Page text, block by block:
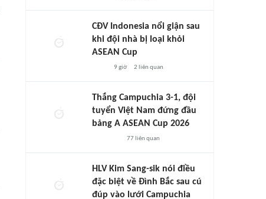
CĐV Indonesia nổi giận sau
khi đội nhà bị loại khỏi
ASEAN Cup
9 giờ 2 liên quan
Thắng Campuchia 3-1, đội
tuyển Việt Nam đứng đầu
bảng A ASEAN Cup 2026
77liên quan
HLV Kim Sang-sik nói điều
đặc biệt về Đình Bắc sau cú
đúp vào lưới Campuchia